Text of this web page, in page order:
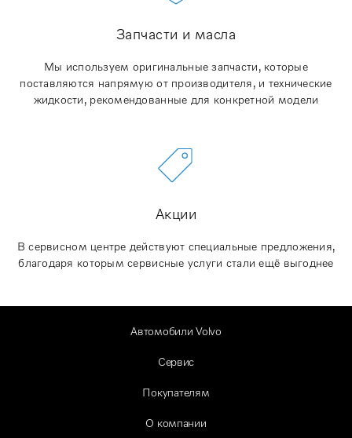
Запчасти и масла
Мы используем оригинальные запчасти, которые
поставляются напрямую от производителя, и технические
жидкости, рекомендованные для конкретной модели
Акции
В сервисном центре действуют специальные предложения,
благодаря которым сервисные услуги стали ещё выгоднее
Автомобили Volvo
Сервис
Покупателям
О компании